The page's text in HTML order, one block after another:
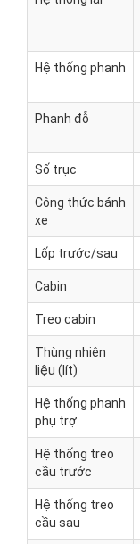
Hệ thống phanh
Phanh đỗ
Số trục
Công thức bánh
xe
Lốp trước/sau
Cabin
Treo cabin
Thùng nhiên
liệu (lít)
Hệ thống phanh
phụ trợ
Hệ thống treo
cầu trước
Hệ thống treo
cầu sau